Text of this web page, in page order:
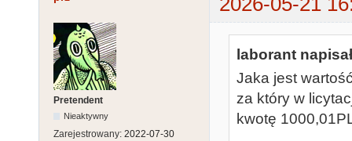
Pretendent
Nieaktywny
Zarejestrowany: 2022-07-30
laborant
Jaka jest
za który w
kwotę